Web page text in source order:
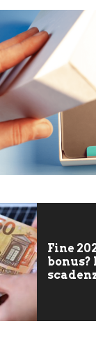
Fine
bonus?